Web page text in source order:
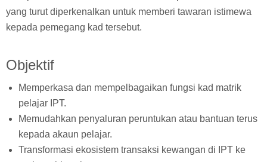
yang turut diperkenalkan untuk memberi tawaran istimewa
kepada pemegang kad tersebut.
Objektif
Memperkasa dan mempelbagaikan fungsi kad matrik
pelajar IPT.
Memudahkan penyaluran peruntukan atau bantuan terus
kepada akaun pelajar.
Transformasi ekosistem transaksi kewangan di IPT ke